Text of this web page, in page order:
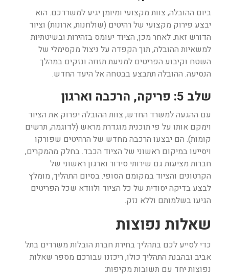
ביום ההובלה, צוות מקצועי ומיומן יגיע למשרדכם. הוא
יבצע פירוק מקצועי של רהיטים (שולחנות, ארונות) וציוד
הדורש זאת. לאחר מכן, הציוד יעומס בזהירות ובשיטתיות
למשאיות ההובלה, תוך הקפדה על ניצול מקסימלי של
השטח וקיבוע הפריטים למניעת תזוזה ונזקים במהלך
הנסיעה. ההובלה תתבצע בבטחה אל היעד החדש.
שלב 5: פריקה, הרכבה וארגון
עם ההגעה למשרד החדש, צוות ההובלה יפרוק את הציוד
וימקם אותו על פי תוכנית מוגדרת מראש (לדוגמה, תרשים
קומות). הם יבצעו הרכבה מחדש של הרהיטים שפורקו
ויסייעו במיקום ראשוני של הציוד הכבד. בחלק מהמקרים,
חברות מציעות גם שירותי סידור וארגון ראשוני של
הקרטונים והציוד במקומם הסופי. בסיום התהליך, מומלץ
לבצע בדיקה יסודית של כל הציוד ולוודא שכל הפריטים
הגיעו בשלמותם וללא נזק.
שאלות נפוצות
כדי לסייע לכם בתהליך בחירת חברת הובלות משרדים בתל
אביב ובהבנת התהליך כולו, ריכזנו עבורכם מספר שאלות
נפוצות יחד עם תשובות מקיפות: